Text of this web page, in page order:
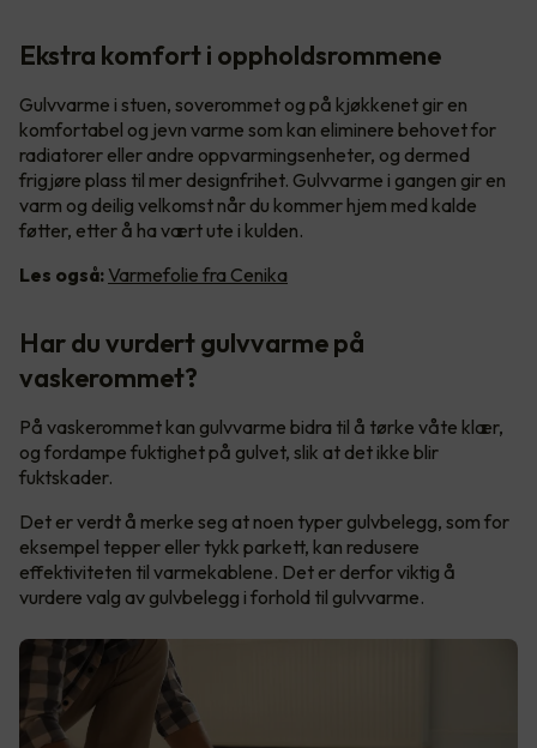
Ekstra komfort i oppholdsrommene
Gulvvarme i stuen, soverommet og på kjøkkenet gir en
komfortabel og jevn varme som kan eliminere behovet for
radiatorer eller andre oppvarmingsenheter, og dermed
frigjøre plass til mer designfrihet. Gulvvarme i gangen gir en
varm og deilig velkomst når du kommer hjem med kalde
føtter, etter å ha vært ute i kulden.
Les også: Varmefolie fra Cenika
Har du vurdert gulvvarme på
vaskerommet?
På vaskerommet kan gulvvarme bidra til å tørke våte klær,
og fordampe fuktighet på gulvet, slik at det ikke blir
fuktskader.
Det er verdt å merke seg at noen typer gulvbelegg, som for
eksempel tepper eller tykk parkett, kan redusere
effektiviteten til varmekablene. Det er derfor viktig å
vurdere valg av gulvbelegg i forhold til gulvvarme.